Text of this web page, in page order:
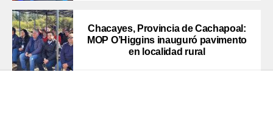
Chacayes, Provincia de Cachapoal:
MOP O’Higgins inauguró pavimento
en localidad rural